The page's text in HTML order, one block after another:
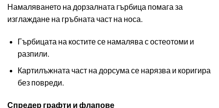
Намаляването на дорзалната гърбица помага за
изглаждане на гръбната част на носа.
Гърбицата на костите се намалява с остеотоми и
разпили.
Картилъжната част на дорсума се нарязва и коригира
без повреди.
Спредер графти и флапове